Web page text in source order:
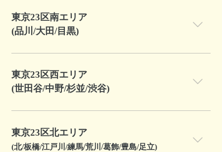
東京23区南エリア
(品川/大田/目黒)
東京23区西エリア
(世田谷/中野/杉並/渋谷)
東京23区北エリア
(北/板橋/江戸川/練馬/荒川/葛飾/豊島/足立)